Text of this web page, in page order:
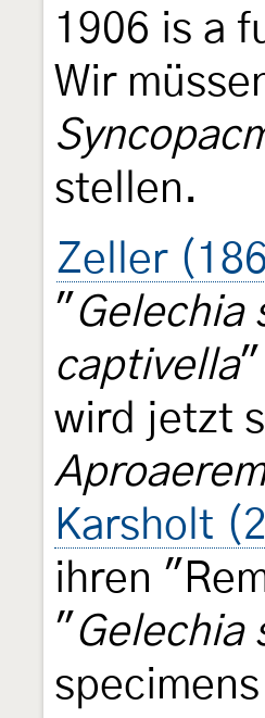
1906 is a
Wir
stellen.
Zeller
" Gelechia
captivella"
wird jetzt
Karsholt
ihren
" Gelechia